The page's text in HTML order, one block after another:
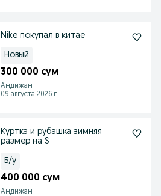
Nike покупал в китае
Новый
300 000 сум
Андижан
09 августа 2026 г.
Куртка и рубашка зимняя
размер на S
Б/у
400 000 сум
Андижан